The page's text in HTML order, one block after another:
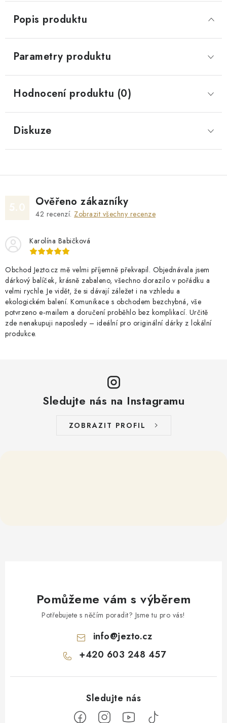
Popis produktu
Parametry produktu
Hodnocení produktu (0)
Diskuze
Ověřeno zákazníky
42 recenzí. Zobrazit všechny recenze
Karolína Babičková
Obchod Jezto.cz mě velmi příjemně překvapil. Objednávala jsem
dárkový balíček, krásně zabaleno, všechno dorazilo v pořádku a
velmi rychle. Je vidět, že si dávají záležet i na vzhledu a
ekologickém balení. Komunikace s obchodem bezchybná, vše
potvrzeno e‑mailem a doručení proběhlo bez komplikací. Určitě
zde nenakupuji naposledy – ideální pro originální dárky z lokální
produkce.
Sledujte nás na Instagramu
ZOBRAZIT PROFIL
Pomůžeme vám s výběrem
Potřebujete s něčím poradit? Jsme tu pro vás!
info@jezto.cz
+420 603 248 457